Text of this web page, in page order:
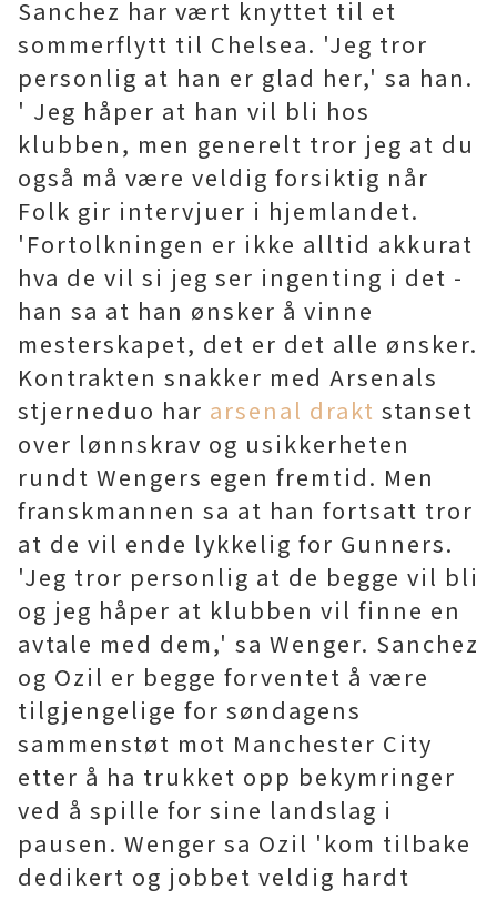
Sanchez har vært knyttet til et
sommerflytt til Chelsea. 'Jeg tror
personlig at han er glad her,' sa han.
' Jeg håper at han vil bli hos
klubben, men generelt tror jeg at du
også må være veldig forsiktig når
Folk gir intervjuer i hjemlandet.
'Fortolkningen er ikke alltid akkurat
hva de vil si jeg ser ingenting i det -
han sa at han ønsker å vinne
mesterskapet, det er det alle ønsker.
Kontrakten snakker med Arsenals
stjerneduo har arsenal drakt stanset
over lønnskrav og usikkerheten
rundt Wengers egen fremtid. Men
franskmannen sa at han fortsatt tror
at de vil ende lykkelig for Gunners.
'Jeg tror personlig at de begge vil bli
og jeg håper at klubben vil finne en
avtale med dem,' sa Wenger. Sanchez
og Ozil er begge forventet å være
tilgjengelige for søndagens
sammenstøt mot Manchester City
etter å ha trukket opp bekymringer
ved å spille for sine landslag i
pausen. Wenger sa Ozil 'kom tilbake
dedikert og jobbet veldig hardt